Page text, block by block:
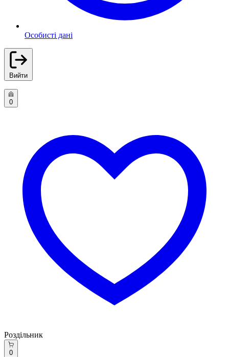
Особисті дані
Вийти
0
Роздільник
0